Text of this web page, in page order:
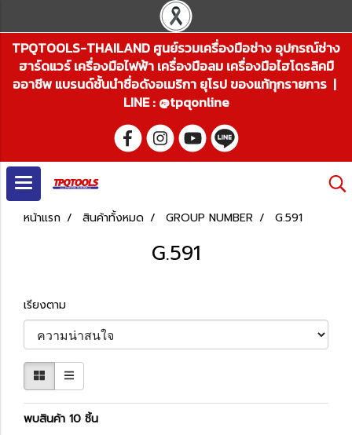
TPQTOOLS-THAILAND ศูนย์รวมเครื่องมือช่าง อุปกรณ์ช่าง
ฮาร์ดแวร์ เครื่องมือไฟฟ้า เครื่องมือลม เครื่องมือไฮโดรลิคมื
ออาชีพ แบรนด์ชั้นนำชื่อดังอเมริกา ยุโรป ของแท้ทุกรายการ |
LINE : @tpqonline
หน้าแรก สินค้าทั้งหมด GROUP NUMBER G.591
G.591
เรียงตาม
พบสินค้า 10 ชิ้น